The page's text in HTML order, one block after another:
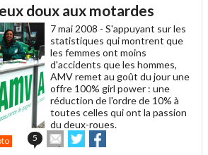
à
un
ami
doux aux motardes
7 mai 2008 - S'appuyant sur les
statistiques qui montrent que
les femmes ont moins
d'accidents que les hommes,
AMV remet au goût du jour une
offre 100% girl power : une
réduction de l'ordre de 10% à
toutes celles qui ont la passion
du deux-roues.
5
Envoyer
cet
Partager
sur sur